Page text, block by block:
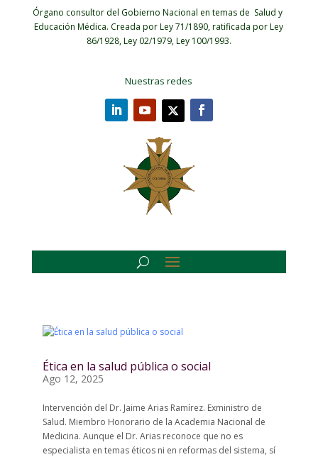
Órgano consultor del Gobierno Nacional en temas de Salud y
Educación Médica. Creada por Ley 71/1890, ratificada por Ley
86/1928, Ley 02/1979, Ley 100/1993.
Nuestras redes
Ética en la salud pública o social
Ago 12, 2025
Intervención del Dr. Jaime Arias Ramírez. Exministro de
Salud. Miembro Honorario de la Academia Nacional de
Medicina. Aunque el Dr. Arias reconoce que no es
especialista en temas éticos ni en reformas del sistema, sí